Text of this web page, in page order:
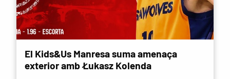
El Kids&Us Manresa suma amenaça
exterior amb Łukasz Kolenda